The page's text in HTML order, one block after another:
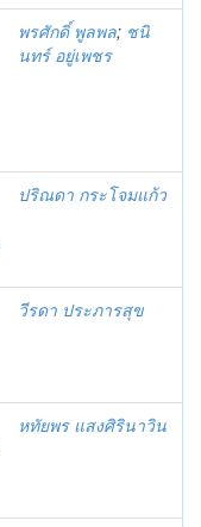
พรศักดิ์ พูลพล; ชนิ
นทร์ อยู่เพชร
ปริณดา กระโจมแก้ว
วีรดา ประภารสุข
หทัยพร แสงศิรินาวิน